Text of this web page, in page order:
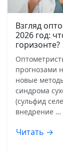
Взгляд
2026 год:
горизонте?
прогнозами
новые
синдрома
(сульфид
внедрение …
Читать →